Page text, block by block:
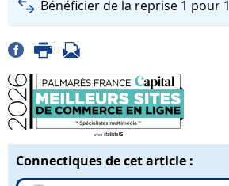
Bénéficier de la reprise 1 pour 1
Connectiques de cet article :